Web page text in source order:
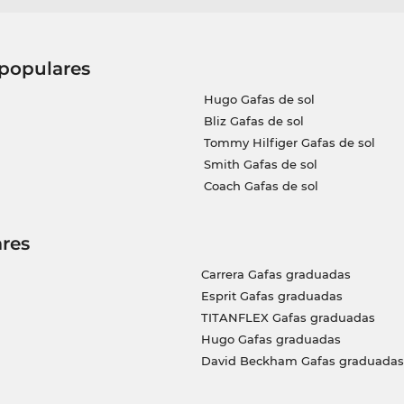
Hugo Gafas de sol
Bliz Gafas de sol
Tommy Hilfiger Gafas de sol
Smith Gafas de sol
Coach Gafas de sol
Carrera Gafas graduadas
Esprit Gafas graduadas
TITANFLEX Gafas graduadas
Hugo Gafas graduadas
David Beckham Gafas graduadas